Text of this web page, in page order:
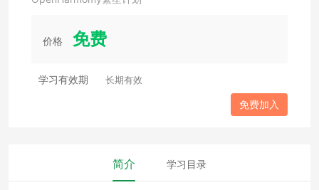
价格 免费
学习有效期 长期有效
免费加入
简介 学习目录